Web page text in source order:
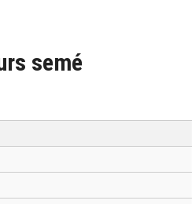
semé